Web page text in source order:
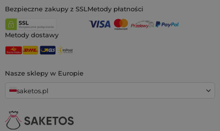
Nasze sklepy w Europie
saketos.pl
Bezpieczne zakupy z SSLMetody płatności
Metody dostawy